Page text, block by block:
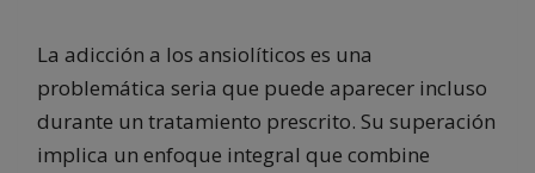
La adicción a los ansiolíticos es una
problemática seria que puede aparecer incluso
durante un tratamiento prescrito. Su superación
implica un enfoque integral que combine